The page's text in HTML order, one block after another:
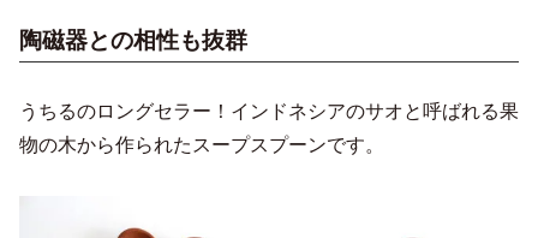
陶磁器との相性も抜群
うちるのロングセラー！インドネシアのサオと呼ばれる果
物の木から作られたスープスプーンです。